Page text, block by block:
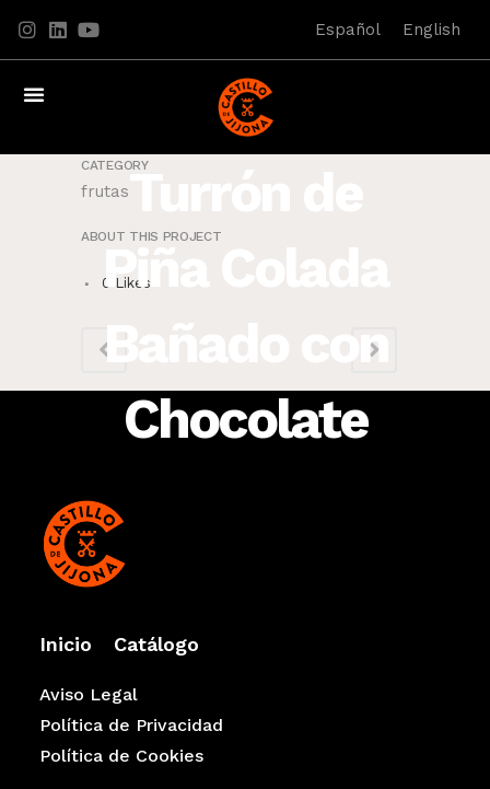
Español English
Turrón de
Piña Colada
Bañado con
Chocolate
CATEGORY
frutas
ABOUT THIS PROJECT
0 Likes
Inicio Catálogo
Aviso Legal
Política de Privacidad
Política de Cookies